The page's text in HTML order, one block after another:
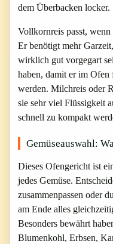
dem Überbacken locker.
Vollkornreis passt, wenn
Er benötigt mehr
wirklich gut vorgegart
haben, damit er im
werden. Milchreis oder
sie sehr viel Flüssigkeit
schnell zu kompakt
Gemüseauswahl:
Dieses Ofengericht ist
jedes Gemüse.
zusammenpassen oder
am Ende alles
Besonders bewährt
Blumenkohl, Erbsen,